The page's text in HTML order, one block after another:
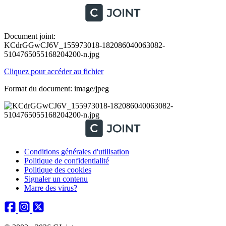
Document joint:
KCdrGGwCJ6V_155973018-182086040063082-
5104765055168204200-n.jpg
Cliquez pour accéder au fichier
Format du document: image/jpeg
Conditions générales d'utilisation
Politique de confidentialité
Politique des cookies
Signaler un contenu
Marre des virus?